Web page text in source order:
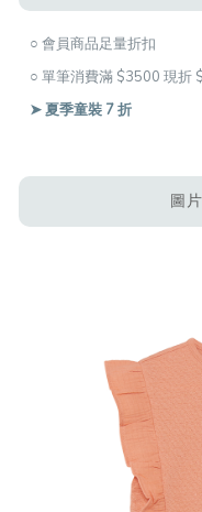
○ 會員商品足量折扣
○ 單筆消費滿 $3500 現折
➤ 夏季童裝 7 折
圖